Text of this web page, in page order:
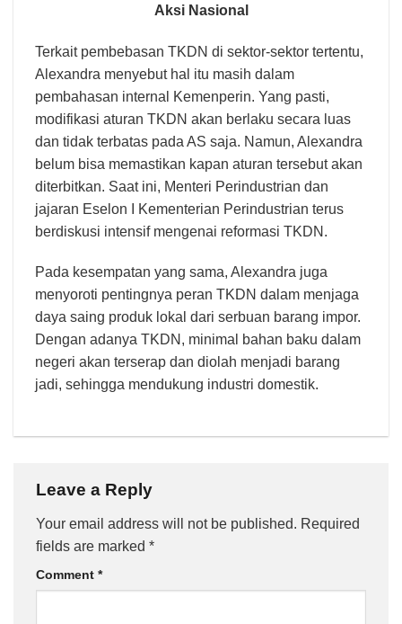
Aksi Nasional
Terkait pembebasan TKDN di sektor-sektor tertentu,
Alexandra menyebut hal itu masih dalam
pembahasan internal Kemenperin. Yang pasti,
modifikasi aturan TKDN akan berlaku secara luas
dan tidak terbatas pada AS saja. Namun, Alexandra
belum bisa memastikan kapan aturan tersebut akan
diterbitkan. Saat ini, Menteri Perindustrian dan
jajaran Eselon I Kementerian Perindustrian terus
berdiskusi intensif mengenai reformasi TKDN.
Pada kesempatan yang sama, Alexandra juga
menyoroti pentingnya peran TKDN dalam menjaga
daya saing produk lokal dari serbuan barang impor.
Dengan adanya TKDN, minimal bahan baku dalam
negeri akan terserap dan diolah menjadi barang
jadi, sehingga mendukung industri domestik.
Leave a Reply
Your email address will not be published. Required
fields are marked *
Comment *